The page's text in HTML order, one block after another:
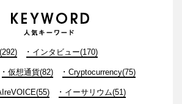
インタビュー(170)
仮想通貨(82) Cryptocurrency(75)
イーサリウム(51)